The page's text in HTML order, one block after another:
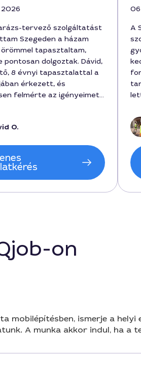
2026
tervező szolgáltatást
Szegeden a házam
örömmel tapasztaltam,
pontosan dolgoztak. Dávid,
8 évnyi tapasztalattal a
érkezett, és
felmérte az igényeimet,
a garázs. A projekt ára
forint volt, a teljes
pedig két hétet vett
végső költség mindent
Kifejezetten ajánlom a
mert Szeged
és ötletekkel teli
O.
A
on
mobilépítésben, ismerje a helyi
A munka akkor indul, ha a